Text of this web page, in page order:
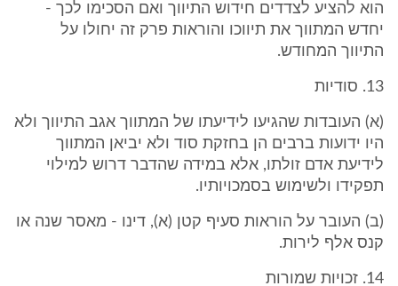
הוא להציע לצדדים חידוש התיווך ואם הסכימו לכך -
יחדש המתווך את תיווכו והוראות פרק זה יחולו על
התיווך המחודש.
13. סודיות
(א) העובדות שהגיעו לידיעתו של המתווך אגב התיווך ולא
היו ידועות ברבים הן בחזקת סוד ולא יביאן המתווך
לידיעת אדם זולתו, אלא במידה שהדבר דרוש למילוי
תפקידו ולשימוש בסמכויותיו.
(ב) העובר על הוראות סעיף קטן (א), דינו - מאסר שנה או
קנס אלף לירות.
14. זכויות שמורות